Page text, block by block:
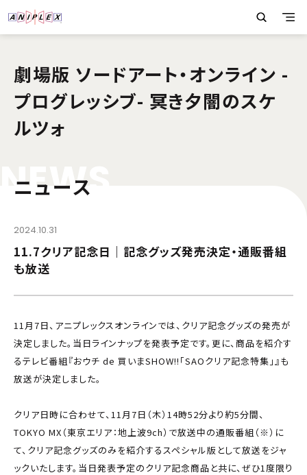
劇場版 ソードアート・オンライン -
プログレッシブ- 冥き夕闇のスケ
ルツォ
NEWS
ニュース
2024.10.31
11.7クリア記念日｜記念グッズ発売決定・通販番組
も放送
11月7日、アニプレックスオンラインでは、クリア記念グッズの発売が
決定しました。当日ラインナップを発表予定です。更に、商品を紹介す
るテレビ番組『おウチ de 買いまSHOW!!「SAOクリア記念特集」』も
放送が決定しました。
クリア日時に合わせて、11月7日（木）14時52分より約5分間、
TOKYO MX（東京エリア：地上波9ch）で放送中の通販番組（※）に
て、クリア記念グッズのみを紹介するスペシャル版として放送をジャ
ックいたします。当日発表予定のクリア記念商品と共に、ぜひ1度限り